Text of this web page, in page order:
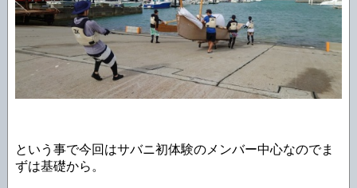
という事で今回はサバニ初体験のメンバー中心なのでま
ずは基礎から。